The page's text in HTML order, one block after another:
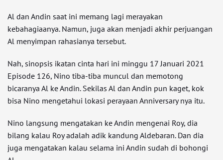
Al dan Andin saat ini memang lagi merayakan
kebahagiaanya. Namun, juga akan menjadi akhir perjuangan
Al menyimpan rahasianya tersebut.
Nah, sinopsis ikatan cinta hari ini minggu 17 Januari 2021
Episode 126, Nino tiba-tiba muncul dan memotong
bicaranya Al ke Andin. Sekilas Al dan Andin pun kaget, kok
bisa Nino mengetahui lokasi perayaan Anniversary nya itu.
Nino langsung mengatakan ke Andin mengenai Roy, dia
bilang kalau Roy adalah adik kandung Aldebaran. Dan dia
juga mengatakan kalau selama ini Andin sudah di bohongi